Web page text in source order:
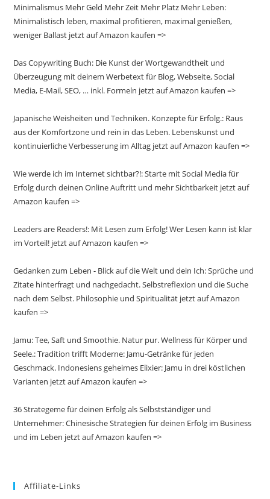
Minimalismus Mehr Geld Mehr Zeit Mehr Platz Mehr Leben:
Minimalistisch leben, maximal profitieren, maximal genießen,
weniger Ballast jetzt auf Amazon kaufen =>
Das Copywriting Buch: Die Kunst der Wortgewandtheit und
Überzeugung mit deinem Werbetext für Blog, Webseite, Social
Media, E-Mail, SEO, … inkl. Formeln jetzt auf Amazon kaufen =>
Japanische Weisheiten und Techniken. Konzepte für Erfolg.: Raus
aus der Komfortzone und rein in das Leben. Lebenskunst und
kontinuierliche Verbesserung im Alltag jetzt auf Amazon kaufen =>
Wie werde ich im Internet sichtbar?!: Starte mit Social Media für
Erfolg durch deinen Online Auftritt und mehr Sichtbarkeit jetzt auf
Amazon kaufen =>
Leaders are Readers!: Mit Lesen zum Erfolg! Wer Lesen kann ist klar
im Vorteil! jetzt auf Amazon kaufen =>
Gedanken zum Leben - Blick auf die Welt und dein Ich: Sprüche und
Zitate hinterfragt und nachgedacht. Selbstreflexion und die Suche
nach dem Selbst. Philosophie und Spiritualität jetzt auf Amazon
kaufen =>
Jamu: Tee, Saft und Smoothie. Natur pur. Wellness für Körper und
Seele.: Tradition trifft Moderne: Jamu-Getränke für jeden
Geschmack. Indonesiens geheimes Elixier: Jamu in drei köstlichen
Varianten jetzt auf Amazon kaufen =>
36 Strategeme für deinen Erfolg als Selbstständiger und
Unternehmer: Chinesische Strategien für deinen Erfolg im Business
und im Leben jetzt auf Amazon kaufen =>
Affiliate-Links